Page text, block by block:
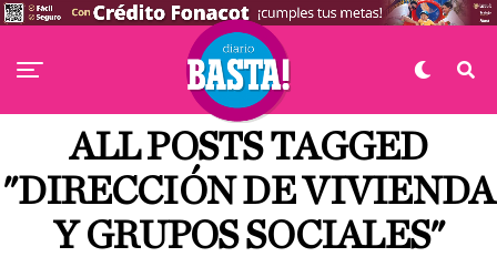
ALL POSTS TAGGED
"DIRECCIÓN DE VIVIENDA
Y GRUPOS SOCIALES"